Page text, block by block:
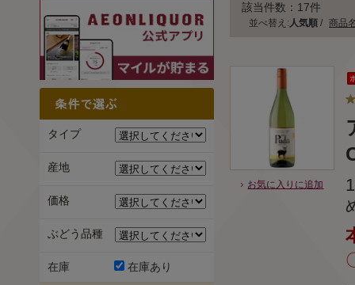
該当件数：17件
並べ替え: 人気順 / 商品
お気に入りに追加
タイプ
産地
価格
ぶどう品種
在庫 在庫あり